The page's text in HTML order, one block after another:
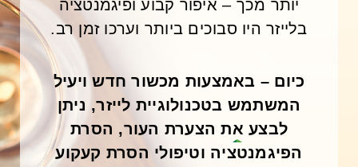
יותר מכך – איפור קבוע ופיגמנטציה
בלייזר היו סבוכים ביותר וערכו זמן רב.
כיום – באמצעות מכשור חדש ויעיל
המשתמש בטכנולוגיית לייזר, ניתן
לבצע את הצערת העור, הסרת
הפיגמנטציה וטיפולי הסרת קעקוע